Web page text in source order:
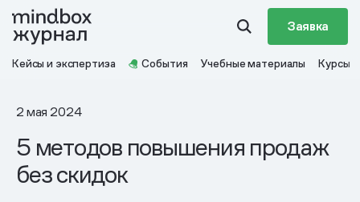
Заявка
Кейсы и экспертиза События Учебные материалы Курсы
2 мая 2024
5 методов повышения продаж
без скидок